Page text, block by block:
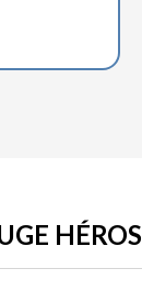
HÉROS